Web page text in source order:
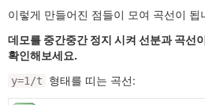
이렇게 만들어진 점들이 모여 곡선이 됩
데모를 중간중간 정지 시켜 선분과 곡선
확인해보세요.
y=1/t 형태를 띠는 곡선: